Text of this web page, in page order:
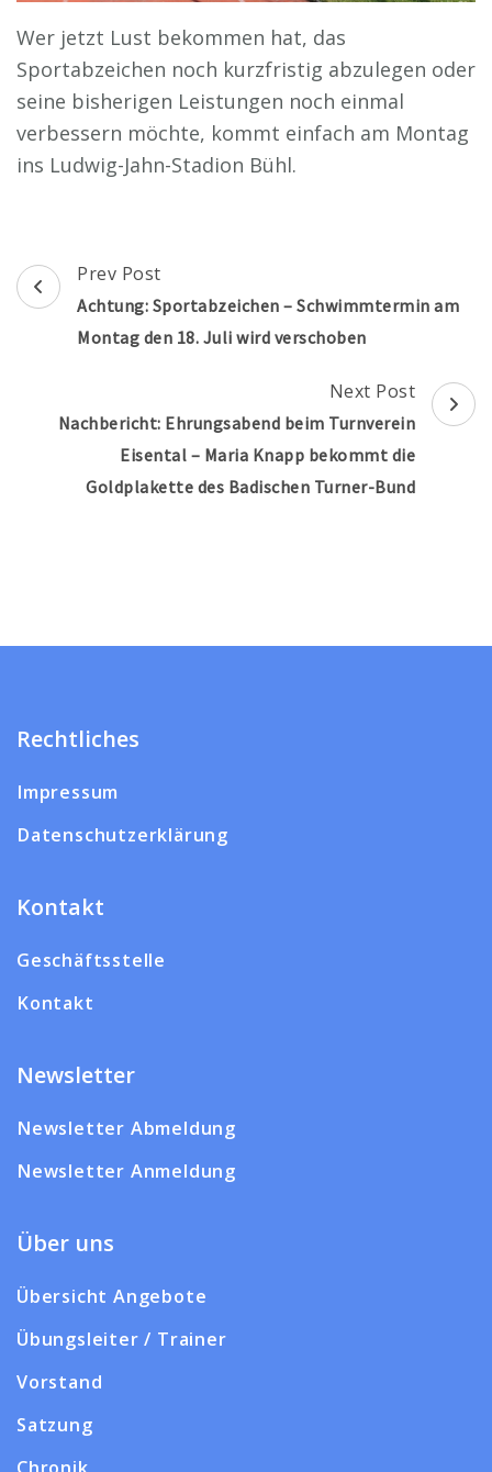
Wer jetzt Lust bekommen hat, das
Sportabzeichen noch kurzfristig abzulegen oder
seine bisherigen Leistungen noch einmal
verbessern möchte, kommt einfach am Montag
ins Ludwig-Jahn-Stadion Bühl.
Post
Navigation
Prev Post
Achtung: Sportabzeichen – Schwimmtermin am
Montag den 18. Juli wird verschoben
Next Post
Nachbericht: Ehrungsabend beim Turnverein
Eisental – Maria Knapp bekommt die
Goldplakette des Badischen Turner-Bund
Rechtliches
Impressum
Datenschutzerklärung
Kontakt
Geschäftsstelle
Kontakt
Newsletter
Newsletter Abmeldung
Newsletter Anmeldung
Über uns
Übersicht Angebote
Übungsleiter / Trainer
Vorstand
Satzung